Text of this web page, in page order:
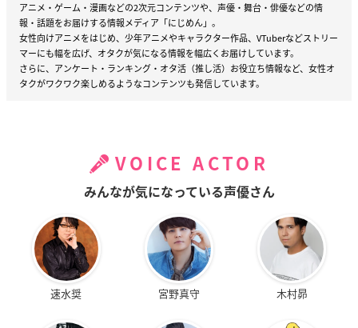
アニメ・ゲーム・漫画などの2次元コンテンツや、声優・舞台・俳優などの情
報・話題をお届けする情報メディア「にじめん」。
女性向けアニメをはじめ、少年アニメやキャラクター作品、VTuberなどストリー
マーにも幅を広げ、オタクが気になる情報を幅広くお届けしています。
さらに、アンケート・ランキング・オタ活（推し活）お役立ち情報など、女性オ
タクがワクワク楽しめるようなコンテンツも発信しています。
VOICE ACTOR
みんなが気になっている声優さん
速水奨 宮野真守 木村昴